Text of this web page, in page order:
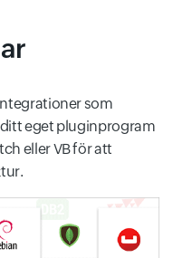
som
ditt eget pluginprogram
eller VB för att